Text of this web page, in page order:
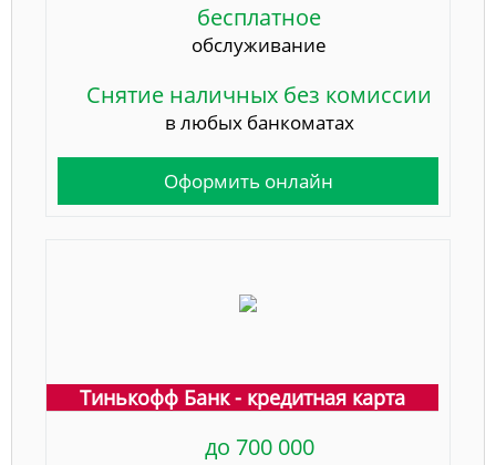
бесплатное
обслуживание
Снятие наличных без комиссии
в любых банкоматах
Оформить онлайн
Тинькофф Банк - кредитная карта
до 700 000